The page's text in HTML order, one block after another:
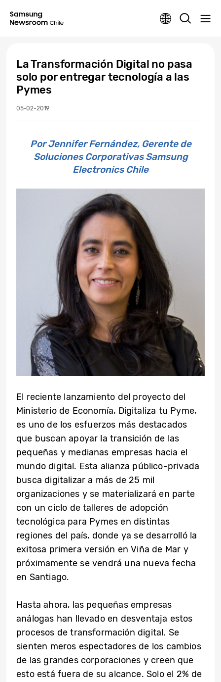
La Transformación Digital no pasa
solo por entregar tecnología a las
Pymes
05-02-2019
Por Jennifer Fernández, Gerente de
Soluciones Corporativas Samsung
Electronics Chile
El reciente lanzamiento del proyecto del
Ministerio de Economía, Digitaliza tu Pyme,
es uno de los esfuerzos más destacados
que buscan apoyar la transición de las
pequeñas y medianas empresas hacia el
mundo digital. Esta alianza público-privada
busca digitalizar a más de 25 mil
organizaciones y se materializará en parte
con un ciclo de talleres de adopción
tecnológica para Pymes en distintas
regiones del país, donde ya se desarrolló la
exitosa primera versión en Viña de Mar y
próximamente se vendrá una nueva fecha
en Santiago.
Hasta ahora, las pequeñas empresas
análogas han llevado en desventaja estos
procesos de transformación digital. Se
sienten meros espectadores de los cambios
de las grandes corporaciones y creen que
esto está fuera de su alcance. Solo el 2% de